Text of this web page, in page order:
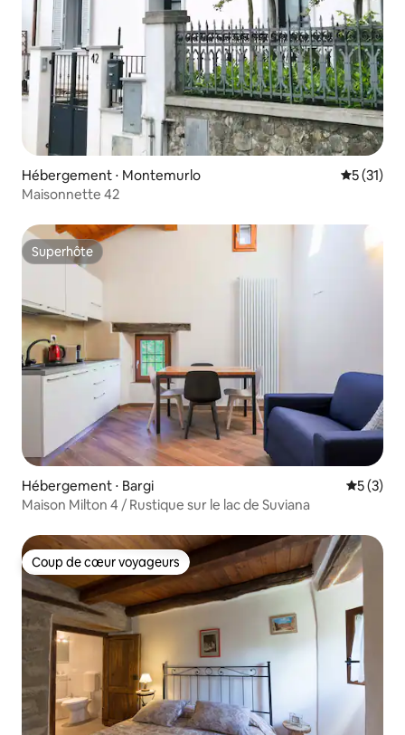
Hébergement ⋅ Montemurlo
5 (31)
Maisonnette 42
Superhôte
Superhôte
Hébergement ⋅ Bargi
5 (3)
Maison Milton 4 / Rustique sur le lac de Suviana
Coup de cœur voyageurs
Coup de cœur voyageurs